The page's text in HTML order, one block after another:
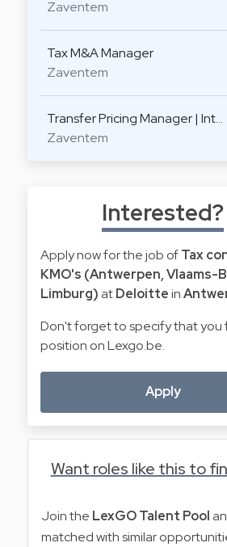
Zaventem
Tax M&A Manager
Zaventem
Transfer Pricing Manager | Int…
Zaventem
Interested?
Apply now for the job ofTax
KMO's (Antwerpen, Vlaams-
Limburg) atDeloittein
Don't forget to specify that you
position on Lexgo.be.
Apply
Want roles like this to
Join the LexGO Talent Pool
matched with similar